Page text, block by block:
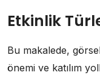
Etkinlik
Bu makalede,
önemi ve katılım